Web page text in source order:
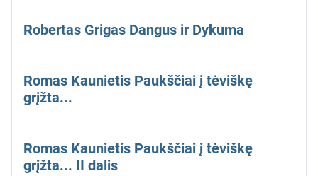
Robertas Grigas Dangus ir Dykuma
Romas Kaunietis Paukščiai į tėviškę
grįžta...
Romas Kaunietis Paukščiai į tėviškę
grįžta... II dalis